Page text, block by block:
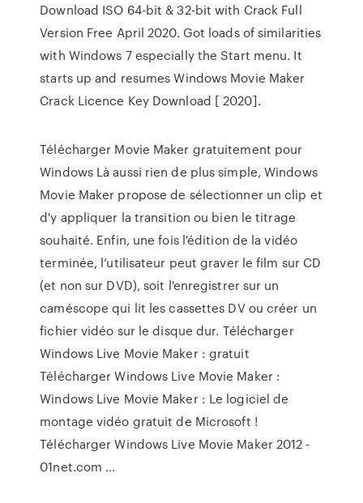
Download ISO 64-bit & 32-bit with Crack Full
Version Free April 2020. Got loads of similarities
with Windows 7 especially the Start menu. It
starts up and resumes Windows Movie Maker
Crack Licence Key Download [ 2020].
Télécharger Movie Maker gratuitement pour
Windows Là aussi rien de plus simple, Windows
Movie Maker propose de sélectionner un clip et
d'y appliquer la transition ou bien le titrage
souhaité. Enfin, une fois l'édition de la vidéo
terminée, l’utilisateur peut graver le film sur CD
(et non sur DVD), soit l'enregistrer sur un
caméscope qui lit les cassettes DV ou créer un
fichier vidéo sur le disque dur. Télécharger
Windows Live Movie Maker : gratuit
Télécharger Windows Live Movie Maker :
Windows Live Movie Maker : Le logiciel de
montage vidéo gratuit de Microsoft !
Télécharger Windows Live Movie Maker 2012 -
01net.com ...